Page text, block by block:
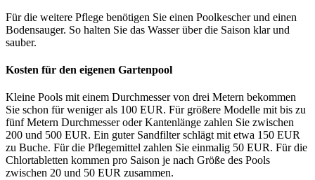
Für die weitere Pflege benötigen Sie einen Poolkescher und einen
Bodensauger. So halten Sie das Wasser über die Saison klar und
sauber.
Kosten für den eigenen Gartenpool
Kleine Pools mit einem Durchmesser von drei Metern bekommen
Sie schon für weniger als 100 EUR. Für größere Modelle mit bis zu
fünf Metern Durchmesser oder Kantenlänge zahlen Sie zwischen
200 und 500 EUR. Ein guter Sandfilter schlägt mit etwa 150 EUR
zu Buche. Für die Pflegemittel zahlen Sie einmalig 50 EUR. Für die
Chlortabletten kommen pro Saison je nach Größe des Pools
zwischen 20 und 50 EUR zusammen.